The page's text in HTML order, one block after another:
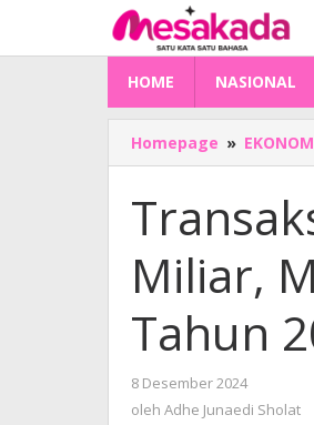
konten
HOME NASIONAL
Homepage »
Miliar,
Tahun
8 Desember 2024
Adhe
oleh Adhe Junaedi Sholat